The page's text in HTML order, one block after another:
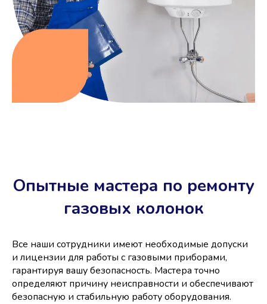
Опытные мастера по ремонту
газовых колонок
Все наши сотрудники имеют необходимые допуски
и лицензии для работы с газовыми приборами,
гарантируя вашу безопасность. Мастера точно
определяют причину неисправности и обеспечивают
безопасную и стабильную работу оборудования.